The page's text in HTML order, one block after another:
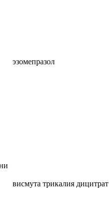
эзомепразол
висмута трикалия дицитрат